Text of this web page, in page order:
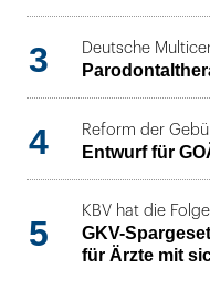
3 Deutsche
4 Reform der
Entwurf für
5
KBV hat die
GKV-
für Ärzte mit